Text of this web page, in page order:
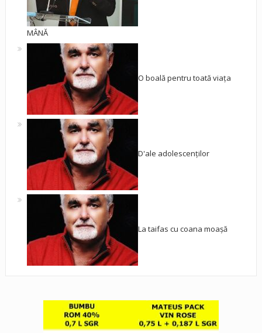
MÂNĂ
O boală pentru toată viața
D'ale adolescenților
La taifas cu coana moașă